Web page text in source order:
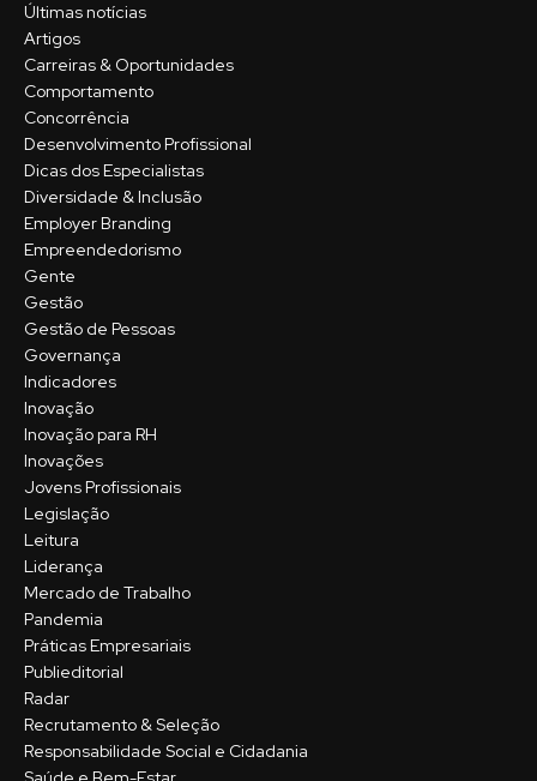
Últimas notícias
Artigos
Carreiras & Oportunidades
Comportamento
Concorrência
Desenvolvimento Profissional
Dicas dos Especialistas
Diversidade & Inclusão
Employer Branding
Empreendedorismo
Gente
Gestão
Gestão de Pessoas
Governança
Indicadores
Inovação
Inovação para RH
Inovações
Jovens Profissionais
Legislação
Leitura
Liderança
Mercado de Trabalho
Pandemia
Práticas Empresariais
Publieditorial
Radar
Recrutamento & Seleção
Responsabilidade Social e Cidadania